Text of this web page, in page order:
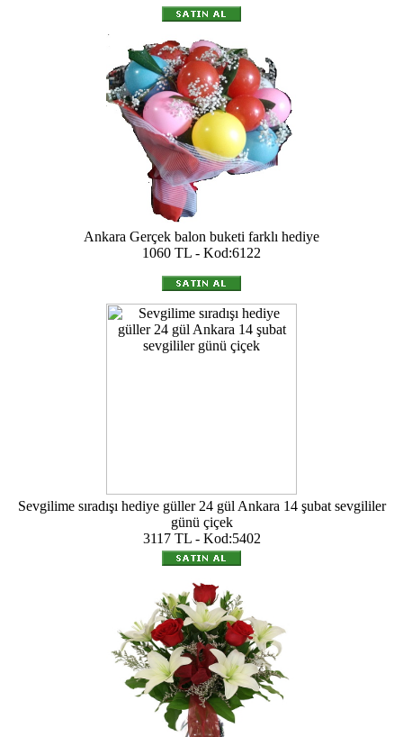
Ankara Gerçek balon buketi farklı hediye
1060 TL - Kod:6122
Sevgilime sıradışı hediye güller 24 gül Ankara 14 şubat sevgililer
günü çiçek
3117 TL - Kod:5402